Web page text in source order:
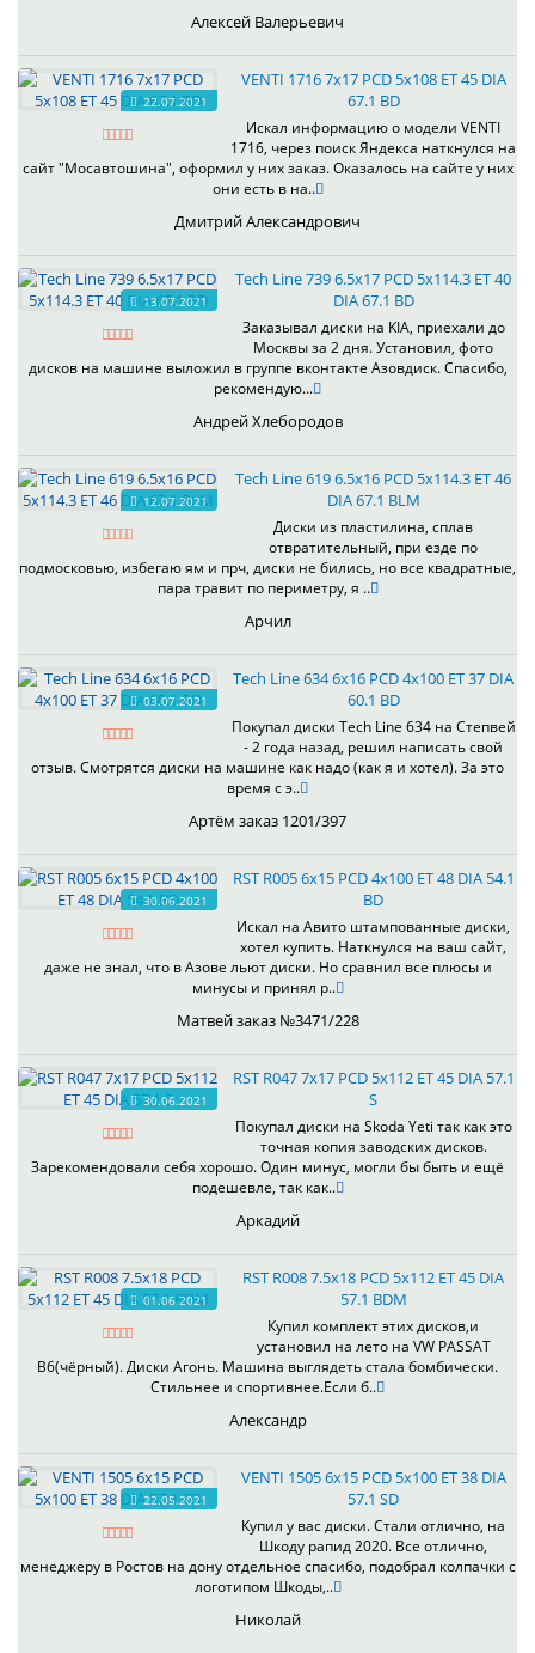
Алексей Валерьевич
22.07.2021
VENTI 1716 7x17 PCD 5x108 ET 45 DIA
67.1 BD
Искал информацию о модели VENTI
1716, через поиск Яндекса наткнулся на
сайт "Мосавтошина", оформил у них заказ. Оказалось на сайте у них
они есть в на..
Дмитрий Александрович
13.07.2021
Tech Line 739 6.5x17 PCD 5x114.3 ET 40
DIA 67.1 BD
Заказывал диски на KIA, приехали до
Москвы за 2 дня. Установил, фото
дисков на машине выложил в группе вконтакте Азовдиск. Спасибо,
рекомендую...
Андрей Хлебородов
12.07.2021
Tech Line 619 6.5x16 PCD 5x114.3 ET 46
DIA 67.1 BLM
Диски из пластилина, сплав
отвратительный, при езде по
подмосковью, избегаю ям и прч, диски не бились, но все квадратные,
пара травит по периметру, я ..
Арчил
03.07.2021
Tech Line 634 6x16 PCD 4x100 ET 37 DIA
60.1 BD
Покупал диски Tech Line 634 на Степвей
- 2 года назад, решил написать свой
отзыв. Смотрятся диски на машине как надо (как я и хотел). За это
время с э..
Артём заказ 1201/397
30.06.2021
RST R005 6x15 PCD 4x100 ET 48 DIA 54.1
BD
Искал на Авито штампованные диски,
хотел купить. Наткнулся на ваш сайт,
даже не знал, что в Азове льют диски. Но сравнил все плюсы и
минусы и принял р..
Матвей заказ №3471/228
30.06.2021
RST R047 7x17 PCD 5x112 ET 45 DIA 57.1
S
Покупал диски на Skoda Yeti так как это
точная копия заводских дисков.
Зарекомендовали себя хорошо. Один минус, могли бы быть и ещё
подешевле, так как..
Аркадий
01.06.2021
RST R008 7.5x18 PCD 5x112 ET 45 DIA
57.1 BDM
Купил комплект этих дисков,и
установил на лето на VW PASSAT
B6(чёрный). Диски Агонь. Машина выглядеть стала бомбически.
Стильнее и спортивнее.Если б..
Александр
22.05.2021
VENTI 1505 6x15 PCD 5x100 ET 38 DIA
57.1 SD
Купил у вас диски. Стали отлично, на
Шкоду рапид 2020. Все отлично,
менеджеру в Ростов на дону отдельное спасибо, подобрал колпачки с
логотипом Шкоды,..
Николай